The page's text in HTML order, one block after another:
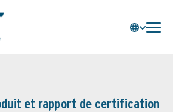
et rapport de certification